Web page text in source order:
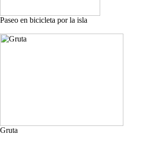
Paseo en bicicleta por la isla
Gruta